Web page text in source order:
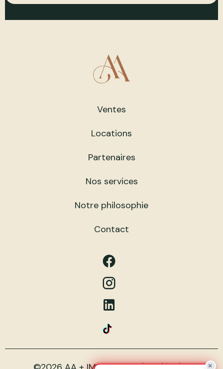
Ventes
Locations
Partenaires
Nos services
Notre philosophie
Contact
Mentions légales ×